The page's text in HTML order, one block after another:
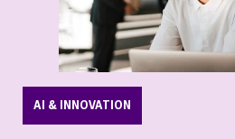
AI & INNOVATION